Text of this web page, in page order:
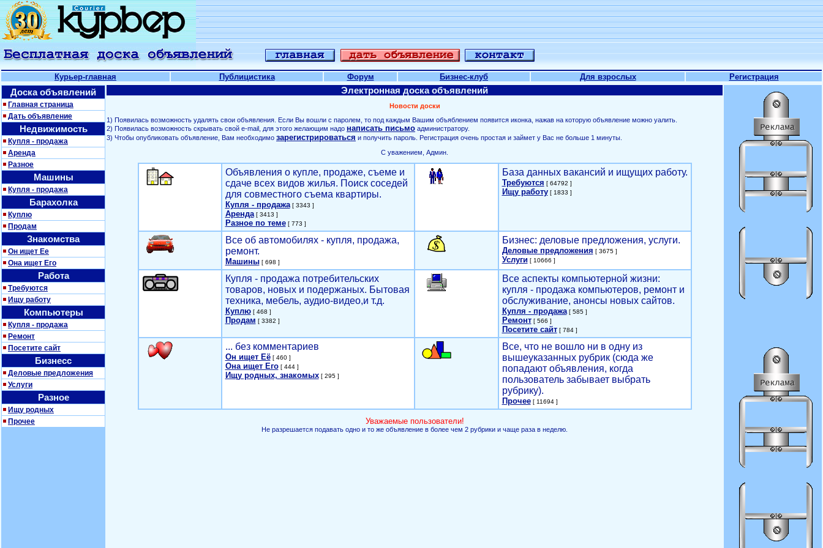
Курьер-главная Публицистика Форум Бизнес-клуб Для взрослых Регистрация
Доска объявлений
Главная страница
Дать объявление
Недвижимость
Купля - продажа
Аренда
Разное
Машины
Купля - продажа
Барахолка
Куплю
Продам
Знакомства
Он ищет Ее
Она ищет Его
Работа
Требуются
Ищу работу
Компьютеры
Купля - продажа
Ремонт
Посетите сайт
Бизнесс
Деловые предложения
Услуги
Разное
Ищу родных
Прочее
Электронная доска объявлений
Новости доски
1) Появилась возможность удалять свои объявления. Если Вы вошли с паролем, то под каждым Вашим объяблением появится иконка, нажав на которую объявление можно уалить.
2) Появилась возможность скрывать свой е-mail, для этого желающим надо написать письмо администратору.
3) Чтобы опубликовать объявление, Вам необходимо зарегистрироваться и получить пароль. Регистрация очень простая и займет у Вас не больше 1 минуты.
С уважением, Админ.
Объявления о купле, продаже, съеме и
сдаче всех видов жилья. Поиск соседей
для совместного съема квартиры.
Купля - продажа[ 3343 ]
Аренда[ 3413 ]
Разное по теме[ 773 ]
База данных вакансий и ищущих работу.
Требуются [ 64792 ]
Ищу работу[ 1833 ]
Все об автомобилях - купля, продажа,
ремонт.
Машины[ 698 ]
Бизнес: деловые предложения, услуги.
Деловые предложения [ 3675 ]
Услуги[ 10666 ]
Купля - продажа потребительских
товаров, новых и подержаных. Бытовая
техника, мебель, аудио-видео,и т.д.
Куплю[ 468 ]
Продам [ 3382 ]
Все аспекты компьютерной жизни:
купля - продажа компьютеров, ремонт и
обслуживание, анонсы новых сайтов.
Купля - продажа[ 585 ]
Ремонт[ 566 ]
Посетите сайт[ 784 ]
... без комментариев
Он ищет Её[ 460 ]
Она ищет Его[ 444 ]
Ищу родных, знакомых[ 295 ]
Все, что не вошло ни в одну из
вышеуказанных рубрик (сюда же
попадают объявления, когда
пользователь забывает выбрать
рубрику).
Прочее[ 11694 ]
Уважаемые пользователи!
Не разрешается подавать одно и то же объявление в более чем 2 рубрики и чаще раза в неделю.